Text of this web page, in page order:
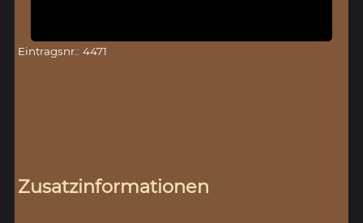
Eintragsnr.: 4471
Zusatzinformationen